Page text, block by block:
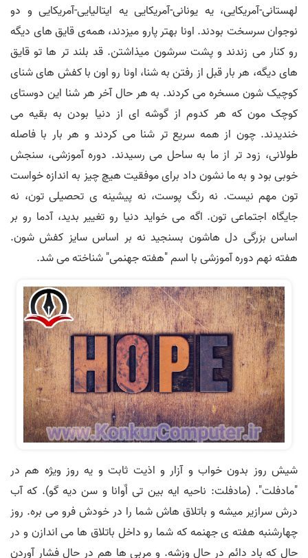
لهستانی-آمریکایی، یه یونانی-آمریکایی یه ایتالیایی-آمریکایی و دو
نوجوان سرسخت بودند. اونا بهتر پارو میزدند، همه‌ی قایق های دیگه
رو کنار می زندند و پشت سرشون میذاشتن. قد بلند تر ها تو قایق
های دیگه، هر بار قبل از رفتن به شنا، اونا رو اون با کفش های شنای
کوچیک شون مسخره می کردند. به هر حال آخر هر شنا این دوستای
کوچک مون که هر کدوم از گوشه ای از دنیا بودن به بقیه می
خندیدند. چون از همه سریع تر شنا می کردند و هر بار با فاصله
طولانی، زود تر از ما به ساحل می رسیدند. دوره آموزشی، سنجش
خوبی بود و به ما نشون داد برای موفقیت هیچ چیز به اندازه خواست
تون مهم نیست. نه رنگ پوست، نه پیشینه ی تحصیلی تون، نه
جایگاه اجتماعی تون. اگه می خواید دنیا رو تغییر بدید، آدما رو بر
اساس بزرگی دل هاشون بسنجید نه بر اساس سایز کفش شون.
هفته نهم دوره آموزشی با اسم "هفته جهنمی" شناخته می شد.
شیش روز بدون خواب و آزار و اذیت ثابت و یه روز ویژه هم در
"مادفلت". (مادفلت: ناحیه ایه بین تی اٌوانا و سن دیه گو). که آب
درش سرازیر میشه و باتلاق هاش شما را در خودش فرو می بره. روز
چهارشنبه هفته ی جهنمه که شما رو داخل باتلاق ها می اندازن و در
حال که باد دائم در حال وزشه. و مربی ها هم در حال فشار آوردن